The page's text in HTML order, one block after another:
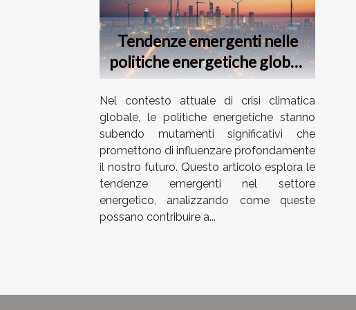
Tendenze emergenti nelle
politiche energetiche globali
e il loro impatto sul
cambiamento climatico
Nel contesto attuale di crisi climatica
globale, le politiche energetiche stanno
subendo mutamenti significativi che
promettono di influenzare profondamente
il nostro futuro. Questo articolo esplora le
tendenze emergenti nel settore
energetico, analizzando come queste
possano contribuire a...